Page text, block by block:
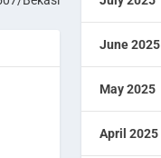
June 2025
May 2025
April 2025